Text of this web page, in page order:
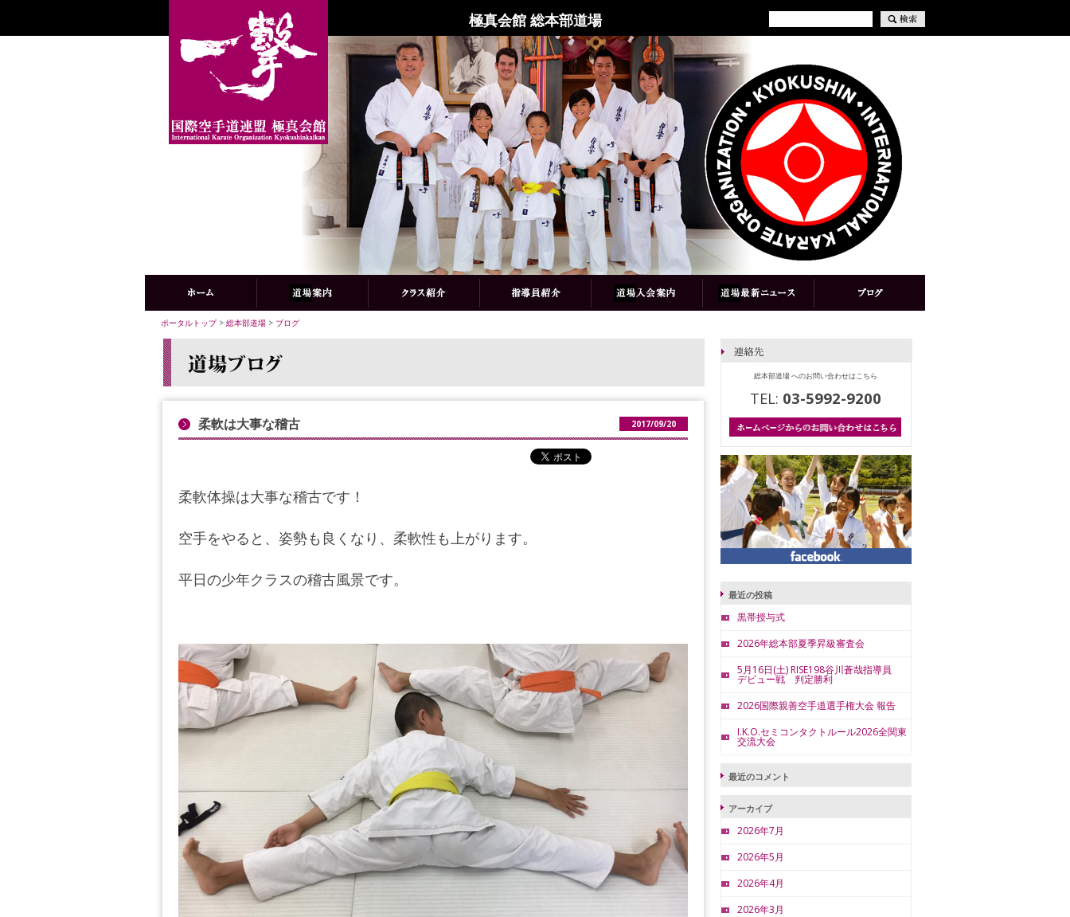
極真会館 総本部道場
ポータルトップ> 総本部道場 > ブログ
柔軟は大事な稽古 2017/09/20
柔軟体操は大事な稽古です！
空手をやると、姿勢も良くなり、柔軟性も上がります。
平日の少年クラスの稽古風景です。
総本部道場 へのお問い合わせはこちら
TEL: 03-5992-9200
最近の投稿
黒帯授与式
2026年総本部夏季昇級審査会
5月16日(土) RISE198谷川蒼哉指導員
デビュー戦 判定勝利
2026国際親善空手道選手権大会 報告
I.K.O.セミコンタクトルール2026全関東
交流大会
最近のコメント
アーカイブ
2026年7月
2026年5月
2026年4月
2026年3月